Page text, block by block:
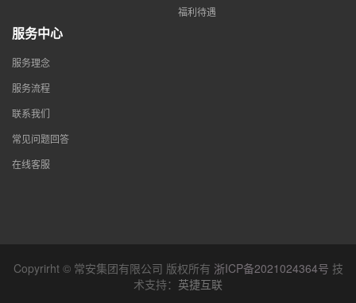
福利待遇
服务中心
服务理念
服务流程
联系我们
常见问题回答
在线客服
Copyrirht © 常安集团有限公司 版权所有 浙ICP备2021024364号 技
术支持： 英捷互联